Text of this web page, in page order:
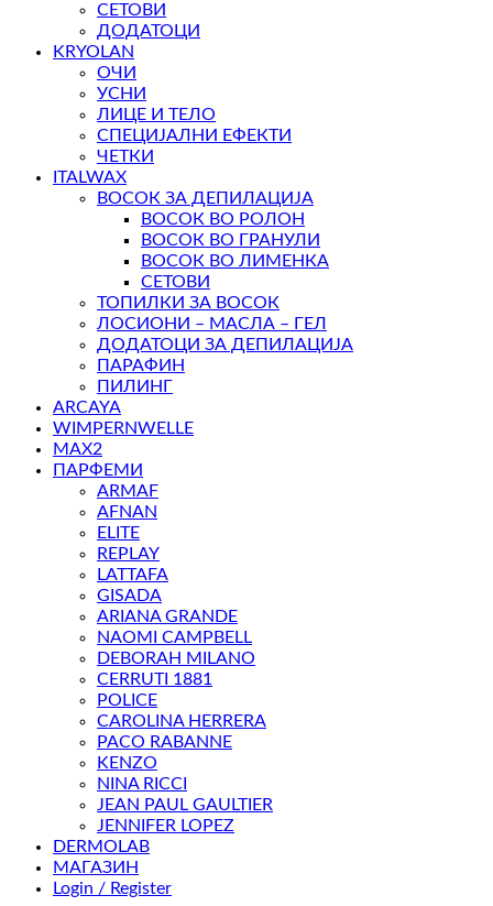
СЕТОВИ
ДОДАТОЦИ
KRYOLAN
ОЧИ
УСНИ
ЛИЦЕ И ТЕЛО
СПЕЦИЈАЛНИ ЕФЕКТИ
ЧЕТКИ
ITALWAX
ВОСОК ЗА ДЕПИЛАЦИЈА
ВОСОК ВО РОЛОН
ВОСОК ВО ГРАНУЛИ
ВОСОК ВО ЛИМЕНКА
СЕТОВИ
ТОПИЛКИ ЗА ВОСОК
ЛОСИОНИ – МАСЛА – ГЕЛ
ДОДАТОЦИ ЗА ДЕПИЛАЦИЈА
ПАРАФИН
ПИЛИНГ
ARCAYA
WIMPERNWELLE
MAX2
ПАРФЕМИ
ARMAF
AFNAN
ELITE
REPLAY
LATTAFA
GISADA
ARIANA GRANDE
NAOMI CAMPBELL
DEBORAH MILANO
CERRUTI 1881
POLICE
CAROLINA HERRERA
PACO RABANNE
KENZO
NINA RICCI
JEAN PAUL GAULTIER
JENNIFER LOPEZ
DERMOLAB
МАГАЗИН
Login / Register